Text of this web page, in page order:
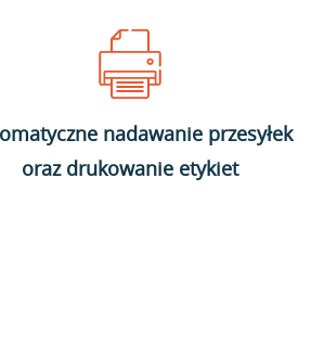
nadawanie przesyłek
oraz drukowanie etykiet